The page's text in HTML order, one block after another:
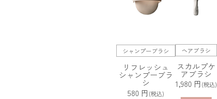
シャンプーブラシ
リフレッシュ
シャンプーブラ
シ
580 円 (税込)
ヘアブラシ
スカルプケ
アブラシ
1,980 円 (税込)